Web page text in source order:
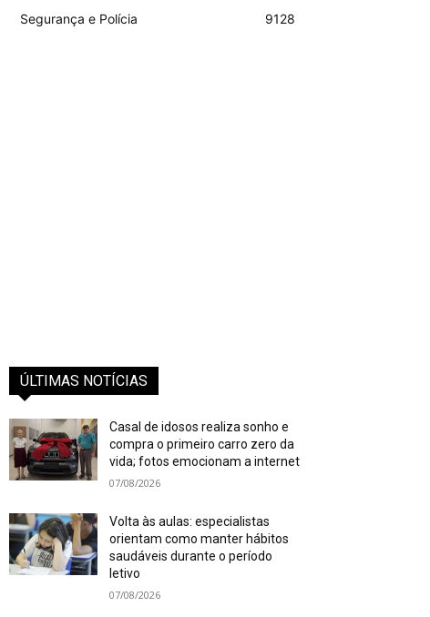
Segurança e Polícia
9128
ÚLTIMAS NOTÍCIAS
Casal de idosos realiza sonho e
compra o primeiro carro zero da
vida; fotos emocionam a internet
07/08/2026
Volta às aulas: especialistas
orientam como manter hábitos
saudáveis durante o período
letivo
07/08/2026